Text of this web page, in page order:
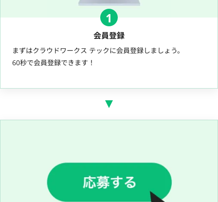
1
会員登録
まずはクラウドワークス テックに会員登録しましょう。
60秒で会員登録できます！